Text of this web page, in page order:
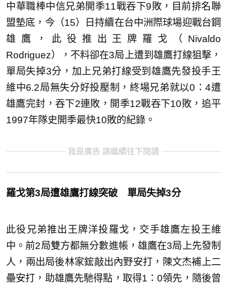
中華職棒中信兄弟開季11戰吞下9敗，目前排名聯
盟墊底，今（15）日持續在台中洲際球場迎戰台鋼
雄鷹，此役推出王牌羅戈（Nivaldo
Rodriguez），不料卻在3局上遭到雄鷹打線狙擊，
單局失掉3分，加上兄弟打線受到雄鷹先發投手王
維中6.2局無失分好投壓制，終場兄弟就以0：4遭
雄鷹完封，吞下2連敗，開季12戰吞下10敗，追平
1997年隊史開季最快10敗的紀錄。
我是廣告 請繼續往下閱讀
羅戈第3局遭雄鷹打線突破 單局失掉3分
此役兄弟推出王牌洋投羅戈，交手雄鷹左投王維
中。前2局雙方都無分數進帳，雄鷹在3局上先發制
人，兩出局後林家鋐敲出內野安打，陳文杰補上二
壘安打，助雄鷹先馳得點，取得1：0領先，隨後曾